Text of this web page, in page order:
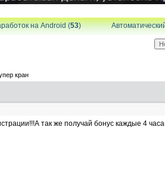
на Android (53)
кран
так же получай бонус каждые 4